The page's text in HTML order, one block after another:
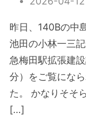
昨日、140Bの中
池田の小林一三
急梅田駅拡張建
分）をご覧にな
た。 かなりそそ
[…]